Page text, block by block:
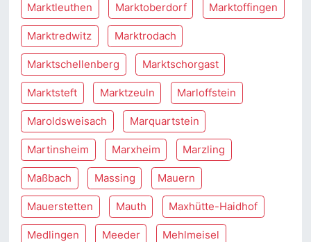
Marktleuthen Marktoberdorf Marktoffingen
Marktredwitz Marktrodach
Marktschellenberg Marktschorgast
Marktsteft Marktzeuln Marloffstein
Maroldsweisach Marquartstein
Martinsheim Marxheim Marzling
Maßbach Massing Mauern
Mauerstetten Mauth Maxhütte-Haidhof
Medlingen Meeder Mehlmeisel